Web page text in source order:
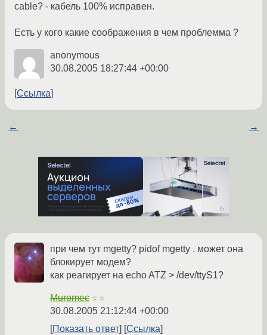
cable? - кабель 100% исправен.
Есть у кого какие соображения в чем проблемма ?
anonymous
30.08.2005 18:27:44 +00:00
Ссылка
← →
при чем тут mgetty? pidof mgetty . может она
блокирует модем?
как реагирует на echo ATZ > /dev/ttyS1?
Muromec ☆☆
30.08.2005 21:12:44 +00:00
Показать ответ
Ссылка